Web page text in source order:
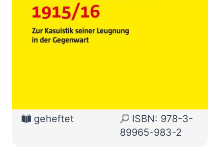
Zur Kasuistik seiner Leugnung in der Gegenwart
Werner Röhr
geheftet
ISBN: 978-3-
89965-983-2